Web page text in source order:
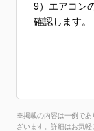
9）エアコン
確認します。
※掲載の内容は一例であ
ざいます。詳細はお気軽